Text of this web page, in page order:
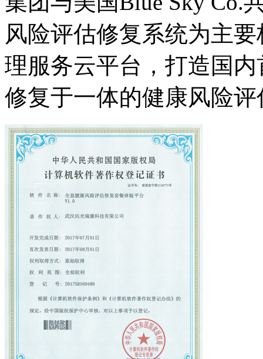
风险评估修复系统为主
理服务云平台，打造国
修复于一体的健康风险